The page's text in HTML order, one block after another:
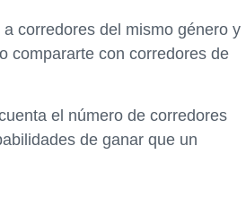
corredores del mismo género y
compararte con corredores de
el número de corredores
de ganar que un